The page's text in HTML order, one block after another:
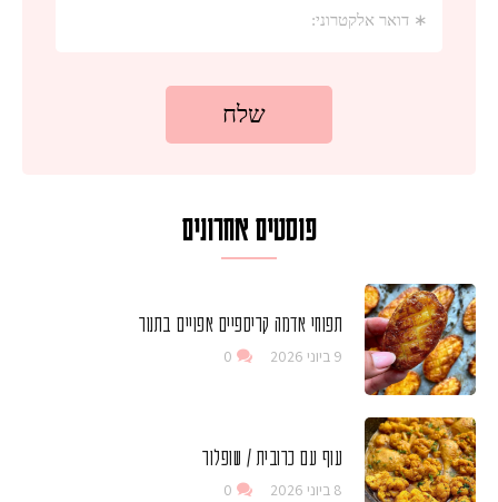
פוסטים אחרונים
תפוחי אדמה קריספיים אפויים בתנור
9 ביוני 2026 0
עוף עם כרובית / שופלור
8 ביוני 2026 0